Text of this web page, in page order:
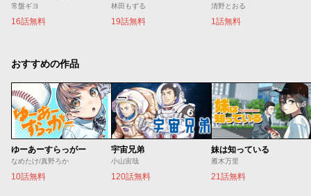
常盤ギヨ
16話無料
林田もずる
19話無料
清野とおる
1話無料
おすすめの作品
ゆーあーすらっがー
なめたけ/真野ろか
10話無料
宇宙兄弟
小山宙哉
120話無料
妹は知っている
雁木万里
21話無料